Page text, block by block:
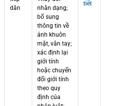
dân
nhân dạng;
bổ sung
thông tin về
ảnh khuôn
mặt, vân tay;
xác định lại
giới tính
hoặc chuyển
đổi giới tính
theo quy
định của
tiết